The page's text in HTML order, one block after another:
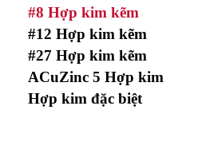
#8 Hợp kim kẽm
#12 Hợp kim kẽm
#27 Hợp kim kẽm
ACuZinc 5 Hợp kim
Hợp kim đặc biệt